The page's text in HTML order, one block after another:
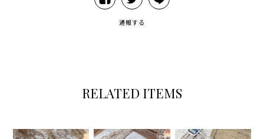
通報する
RELATED ITEMS